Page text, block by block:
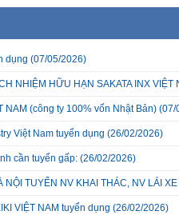
dụng (07/05/2026)
NHIỆM HỮU HẠN SAKATA INX
NAM (công ty 100% vốn Nhật Bản) (07/
Việt Nam tuyển dụng (26/02/2026)
cần tuyển gấp: (26/02/2026)
NỘI TUYỂN NV KHAI THÁC, NV LÁI
VIỆT NAM tuyển dụng (26/02/2026)